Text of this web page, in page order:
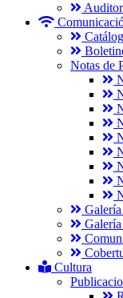
Notas de
Cultura